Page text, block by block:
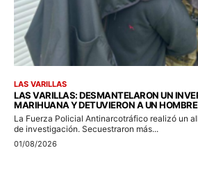
LAS VARILLAS
LAS VARILLAS: DESMANTELARON UN
MARIHUANA Y DETUVIERON A UN HOMBRE
La Fuerza Policial Antinarcotráfico realizó un
de investigación. Secuestraron más...
01/08/2026